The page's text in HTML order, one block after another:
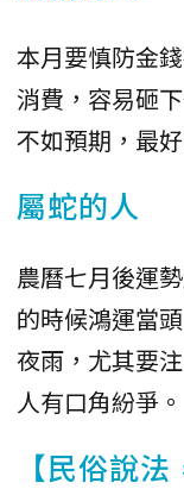
本月要慎防金
消費，容易砸
不如預期，最
屬蛇的人
農曆七月後運
的時候鴻運當
夜雨，尤其要
人有口角紛爭。
【民俗說法